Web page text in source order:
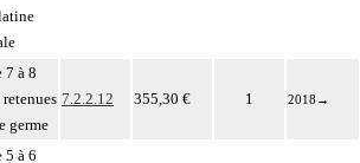
7 à 8
germe
7.2.2.12 355,30 € 1 2018 →
5 à 6